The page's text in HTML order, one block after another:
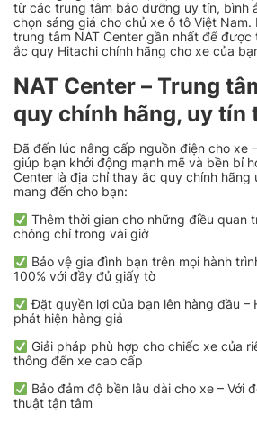
từ các trung tâm bảo dưỡng uy tín, bình
chọn sáng giá cho chủ xe ô tô Việt Nam.
trung tâm NAT Center gần nhất để
ắc quy Hitachi chính hãng cho xe của
NAT Center – Trung
quy chính hãng, uy tín
Đã đến lúc nâng cấp nguồn điện cho xe
giúp bạn khởi động mạnh mẽ và bền bỉ
Center là địa chỉ thay ắc quy chính hãng
mang đến cho bạn:
Thêm thời gian cho những điều quan
chóng chỉ trong vài giờ
Bảo vệ gia đình bạn trên mọi hành
100% với đầy đủ giấy tờ
Đặt quyền lợi của bạn lên hàng đầu –
phát hiện hàng giả
Giải pháp phù hợp cho chiếc xe của
thông đến xe cao cấp
Bảo đảm độ bền lâu dài cho xe – Với
thuật tận tâm